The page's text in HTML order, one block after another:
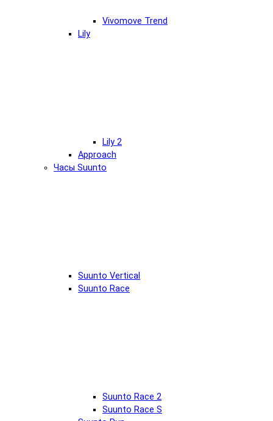
Vivomove Trend
Lily
Lily 2
Approach
Часы Suunto
Suunto Vertical
Suunto Race
Suunto Race 2
Suunto Race S